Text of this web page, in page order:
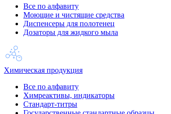
Все по алфавиту
Моющие и чистящие средства
Диспенсеры для полотенец
Дозаторы для жидкого мыла
Химическая продукция
Все по алфавиту
Химреактивы, индикаторы
Стандарт-титры